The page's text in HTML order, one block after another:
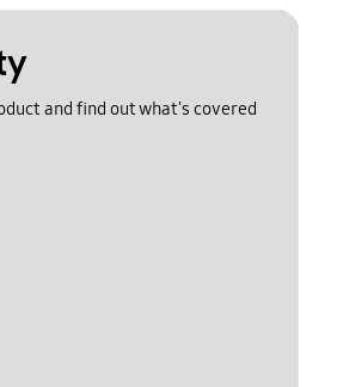
and find out what's covered